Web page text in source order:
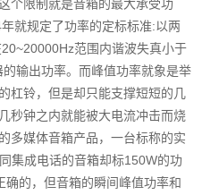
个限制就是音箱的最大承受功
就规定了功率的定标标准:以两
范围内谐波失真小于
输出功率。而峰值功率就象是举
杠铃，但是却只能支撑短短的几
秒钟之内就能被大电流冲击而烧
多媒体音箱产品，一台标称的实
集成电话的音箱却标150W的功
的，但音箱的瞬间峰值功率和